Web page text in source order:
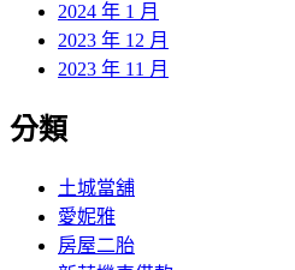
2024 年 1 月
2023 年 12 月
2023 年 11 月
分類
土城當舖
愛妮雅
房屋二胎